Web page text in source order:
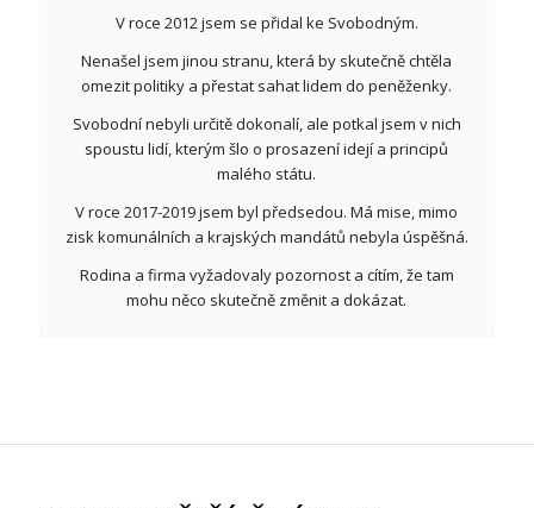
V roce 2012 jsem se přidal ke Svobodným.
Nenašel jsem jinou stranu, která by skutečně chtěla
omezit politiky a přestat sahat lidem do peněženky.
Svobodní nebyli určitě dokonalí, ale potkal jsem v nich
spoustu lidí, kterým šlo o prosazení idejí a principů
malého státu.
V roce 2017-2019 jsem byl předsedou. Má mise, mimo
zisk komunálních a krajských mandátů nebyla úspěšná.
Rodina a firma vyžadovaly pozornost a cítím, že tam
mohu něco skutečně změnit a dokázat.